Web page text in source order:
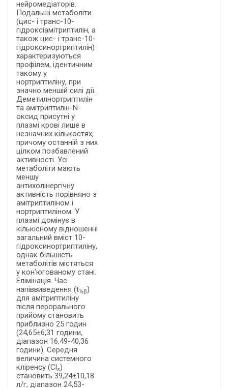
нейромедіаторів.
Подальші метаболіти
(цис- і транс-10-
гідроксіамітриптилін, а
також цис- і транс-10-
гідроксинортриптилін)
характеризуються
профілем, ідентичним
такому у
нортриптиліну, при
значно меншій силі дії.
Деметилнортриптилін
та амітриптилін-N-
оксид присутні у
плазмі крові лише в
незначних кількостях,
причому останній з них
цілком позбавлений
активності. Усі
метаболіти мають
меншу
антихолінергічну
активність порівняно з
амітриптиліном і
нортриптиліном. У
плазмі домінує в
кількісному відношенні
загальний вміст 10-
гідроксинортриптиліну,
однак більшість
метаболітів містяться
у кон’югованому стані.
Елімінація. Час
напіввиведення (t½β)
для амітриптиліну
після перорального
прийому становить
приблизно 25 годин
(24,65±6,31 години,
діапазон 16,49-40,36
години). Середня
величина системного
кліренсу (Cls)
становить 39,24±10,18
л/г, діапазон 24,53-